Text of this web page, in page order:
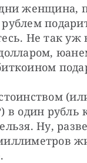
женщина,
Не так уж
в один рубль
Ну,